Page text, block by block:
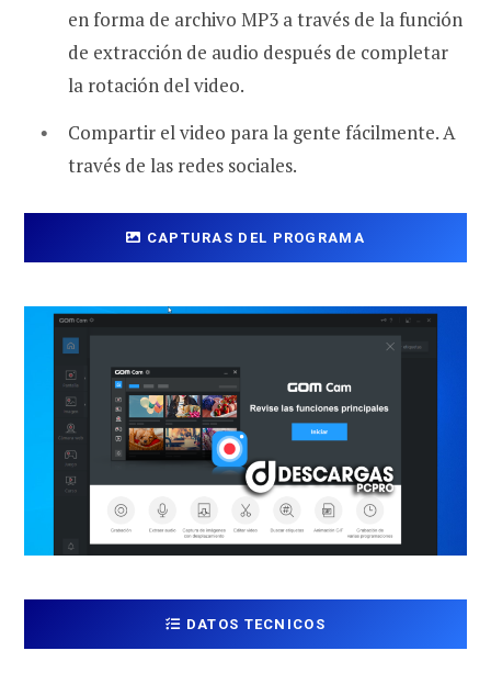
en forma de archivo MP3 a través de la función
de extracción de audio después de completar
la rotación del video.
Compartir el video para la gente fácilmente. A
través de las redes sociales.
CAPTURAS DEL PROGRAMA
DATOS TECNICOS